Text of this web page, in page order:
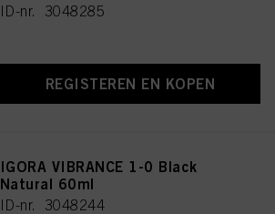
ID-nr. 3048285
REGISTEREN EN KOPEN
IGORA VIBRANCE 1-0 Black
Natural 60ml
ID-nr. 3048244